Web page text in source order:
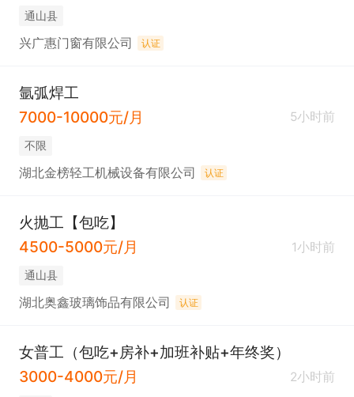
通山县
兴广惠门窗有限公司 认证
氩弧焊工
7000-10000元/月
5小时前
不限
湖北金榜轻工机械设备有限公司 认证
火抛工【包吃】
4500-5000元/月
1小时前
通山县
湖北奥鑫玻璃饰品有限公司 认证
女普工（包吃+房补+加班补贴+年终奖）
3000-4000元/月
2小时前